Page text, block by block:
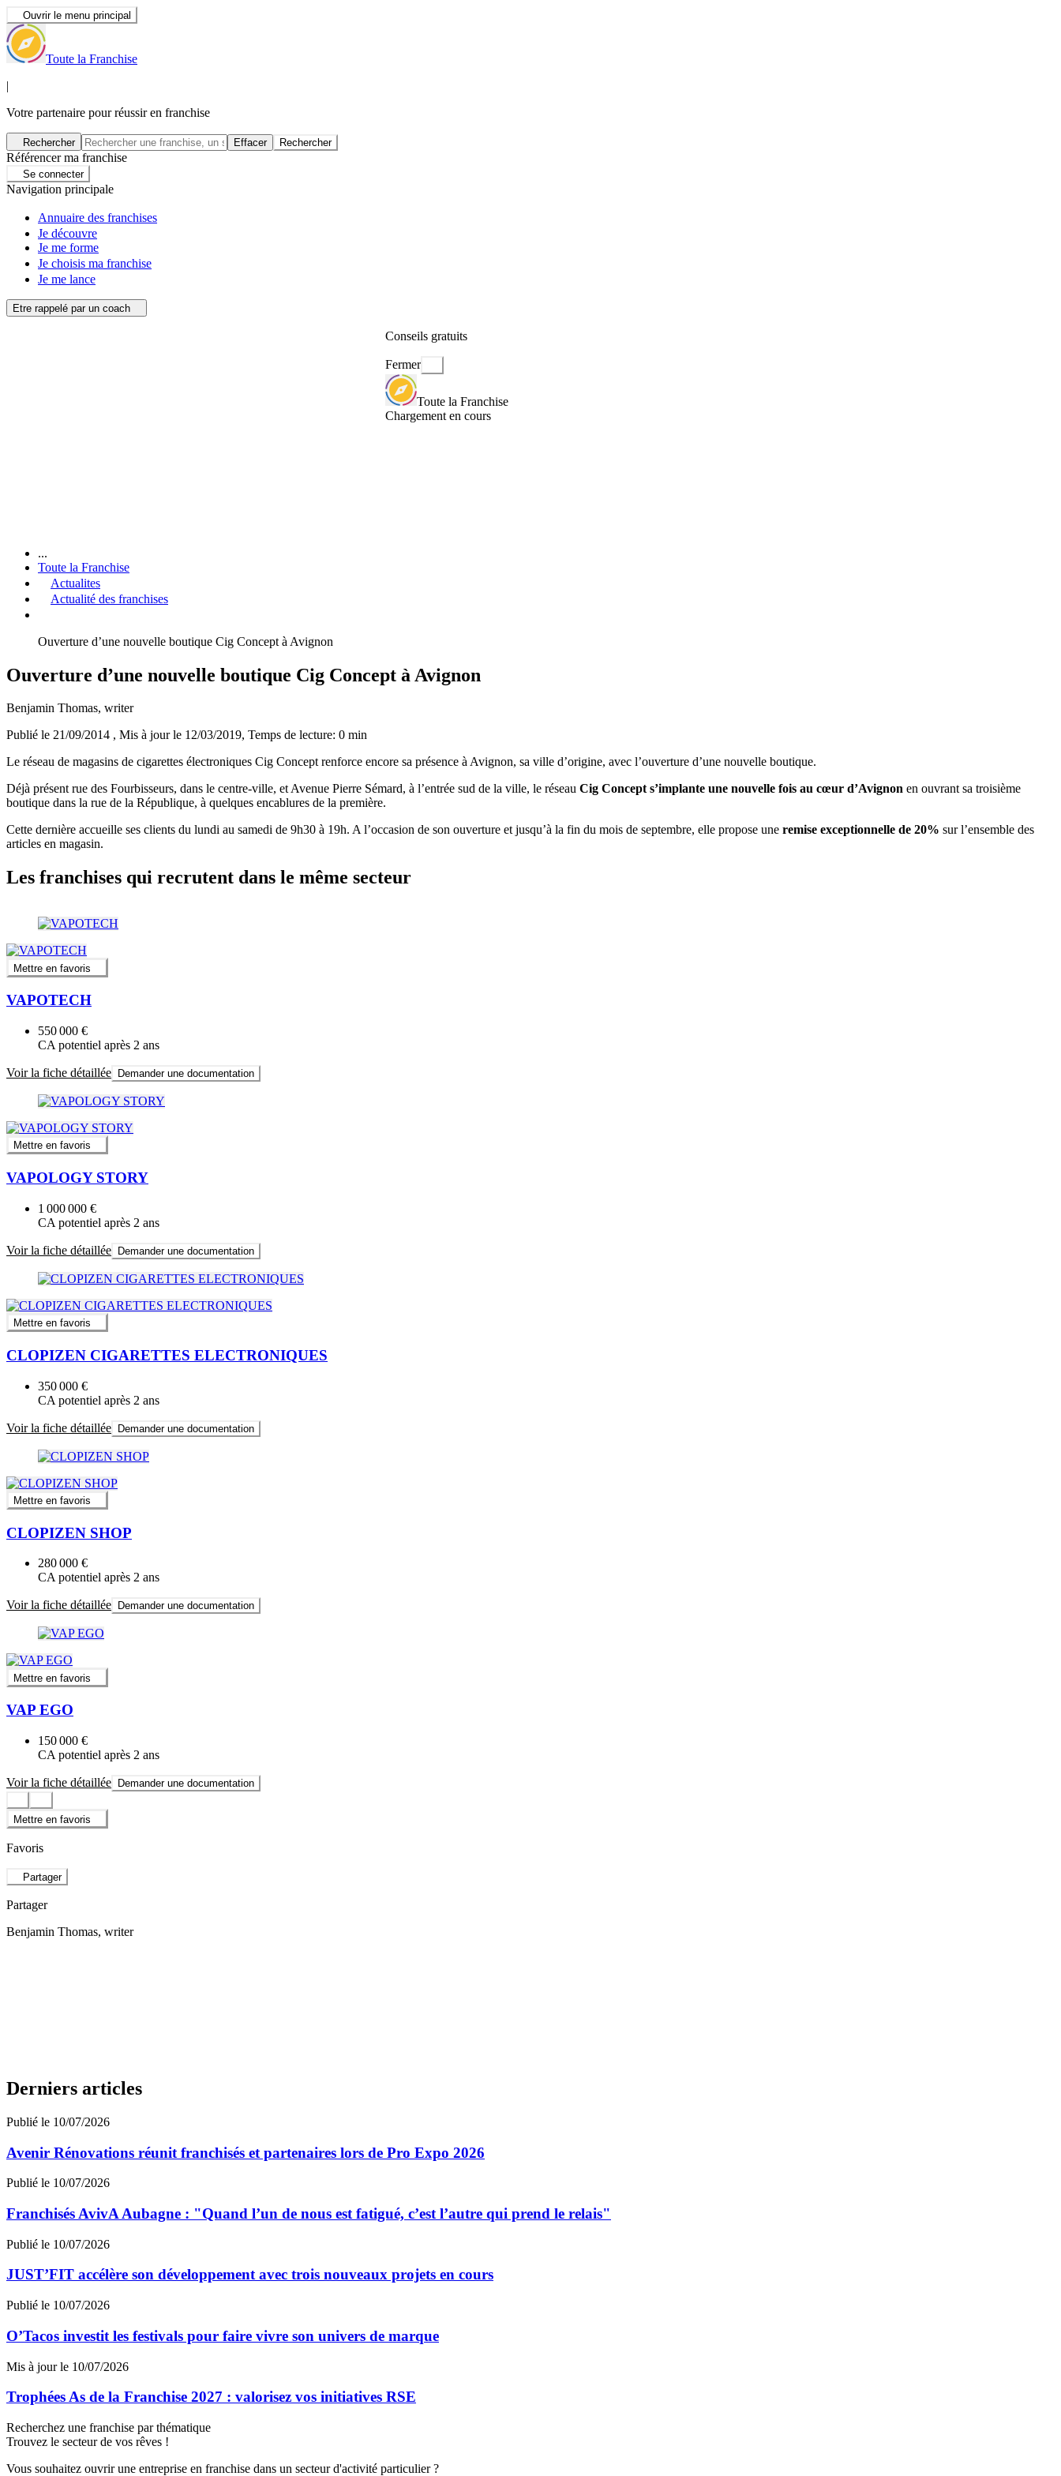
Ouvrir le menu principal
Toute la Franchise
|
Votre partenaire pour réussir en franchise
Rechercher Effacer Rechercher
Référencer ma franchise
Se connecter
Navigation principale
Annuaire des franchises
Je découvre
Je me forme
Je choisis ma franchise
Je me lance
Etre rappelé par un coach
Conseils gratuits
Fermer
Toute la Franchise
Chargement en cours
...
Toute la Franchise
Actualites
Actualité des franchises
Ouverture d’une nouvelle boutique Cig Concept à Avignon
Ouverture d’une nouvelle boutique Cig Concept à Avignon
Benjamin Thomas, writer
Publié le 21/09/2014 , Mis à jour le 12/03/2019, Temps de lecture: 0 min
Le réseau de magasins de cigarettes électroniques Cig Concept renforce encore sa présence à Avignon, sa ville d’origine, avec l’ouverture d’une nouvelle boutique.
Déjà présent rue des Fourbisseurs, dans le centre-ville, et Avenue Pierre Sémard, à l’entrée sud de la ville, le réseau Cig Concept s’implante une nouvelle fois au cœur d’Avignon en ouvrant sa troisième
boutique dans la rue de la République, à quelques encablures de la première.
Cette dernière accueille ses clients du lundi au samedi de 9h30 à 19h. A l’occasion de son ouverture et jusqu’à la fin du mois de septembre, elle propose une remise exceptionnelle de 20% sur l’ensemble des
articles en magasin.
Les franchises qui recrutent dans le même secteur
Mettre en favoris
VAPOTECH
550 000 €
CA potentiel après 2 ans
Voir la fiche détaillée Demander une documentation
Mettre en favoris
VAPOLOGY STORY
1 000 000 €
CA potentiel après 2 ans
Voir la fiche détaillée Demander une documentation
Mettre en favoris
CLOPIZEN CIGARETTES ELECTRONIQUES
350 000 €
CA potentiel après 2 ans
Voir la fiche détaillée Demander une documentation
Mettre en favoris
CLOPIZEN SHOP
280 000 €
CA potentiel après 2 ans
Voir la fiche détaillée Demander une documentation
Mettre en favoris
VAP EGO
150 000 €
CA potentiel après 2 ans
Voir la fiche détaillée Demander une documentation
Mettre en favoris
Favoris
Partager
Partager
Benjamin Thomas, writer
Derniers articles
Publié le 10/07/2026
Avenir Rénovations réunit franchisés et partenaires lors de Pro Expo 2026
Publié le 10/07/2026
Franchisés AvivA Aubagne : "Quand l’un de nous est fatigué, c’est l’autre qui prend le relais"
Publié le 10/07/2026
JUST’FIT accélère son développement avec trois nouveaux projets en cours
Publié le 10/07/2026
O’Tacos investit les festivals pour faire vivre son univers de marque
Mis à jour le 10/07/2026
Trophées As de la Franchise 2027 : valorisez vos initiatives RSE
Recherchez une franchise par thématique
Trouvez le secteur de vos rêves !
Vous souhaitez ouvrir une entreprise en franchise dans un secteur d'activité particulier ?